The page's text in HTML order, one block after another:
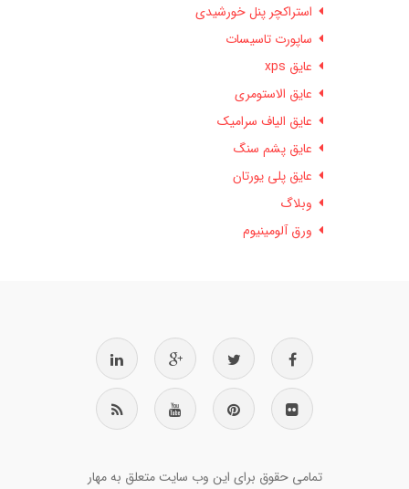
استراکچر پنل خورشیدی
ساپورت تاسیسات
عایق xps
عایق الاستومری
عایق الیاف سرامیک
عایق پشم سنگ
عایق پلی یورتان
وبلاگ
ورق آلومینیوم
تمامی حقوق برای این وب سایت متعلق به مهار